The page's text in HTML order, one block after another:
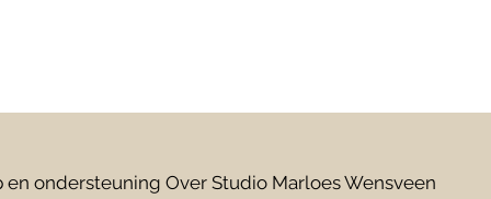
en ondersteuning Over Studio Marloes Wensveen